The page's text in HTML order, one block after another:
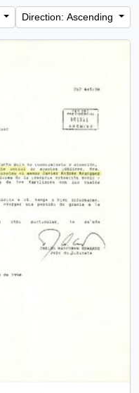
Direction: Ascending